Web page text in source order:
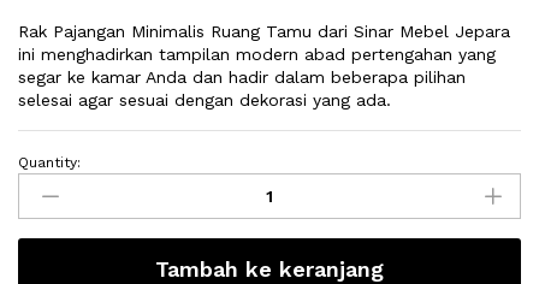
Rak Pajangan Minimalis Ruang Tamu dari Sinar Mebel Jepara
ini menghadirkan tampilan modern abad pertengahan yang
segar ke kamar Anda dan hadir dalam beberapa pilihan
selesai agar sesuai dengan dekorasi yang ada.
Rak
Pajangan
Minimalis
Ruang
Quantity:
Tambah ke keranjang